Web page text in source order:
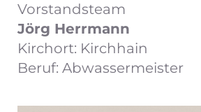
Vorstandsteam
Jörg Herrmann
Kirchort: Kirchhain
Beruf: Abwassermeister